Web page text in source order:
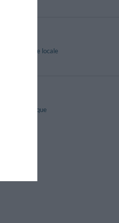
Cuisine typique locale
Vue Panoramique